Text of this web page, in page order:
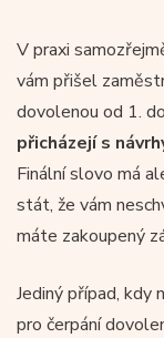
V praxi
vám přišel
dovolenou od 1.
přicházejí s
Finální slovo má
stát, že vám
máte zakoupený
Jediný případ,
pro čerpání